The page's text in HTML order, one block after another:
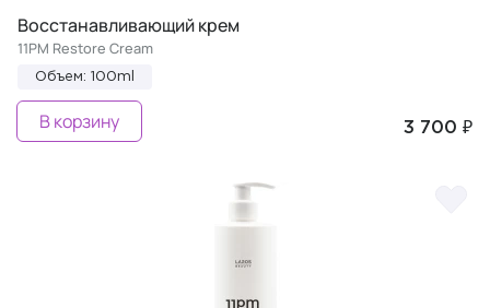
Восстанавливающий крем
11PM Restore Cream
Объем: 100ml
3 700 ₽
В корзину